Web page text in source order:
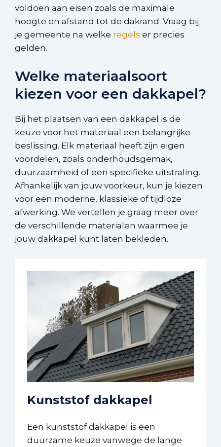
voldoen aan eisen zoals de maximale
hoogte en afstand tot de dakrand. Vraag bij
je gemeente na welke regels er precies
gelden.
Welke materiaalsoort
kiezen voor een dakkapel?
Bij het plaatsen van een dakkapel is de
keuze voor het materiaal een belangrijke
beslissing. Elk materiaal heeft zijn eigen
voordelen, zoals onderhoudsgemak,
duurzaamheid of een specifieke uitstraling.
Afhankelijk van jouw voorkeur, kun je kiezen
voor een moderne, klassieke of tijdloze
afwerking. We vertellen je graag meer over
de verschillende materialen waarmee je
jouw dakkapel kunt laten bekleden.
Kunststof dakkapel
Een kunststof dakkapel is een
duurzame keuze vanwege de lange